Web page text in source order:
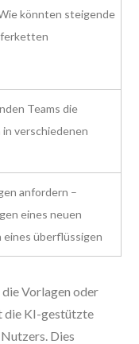
könnten steigende
Teams die
verschiedenen
anfordern –
eines neuen
eines überflüssigen
Vorlagen oder
die KI-gestützte
Dies